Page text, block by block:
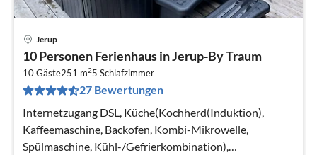
Jerup
10 Personen Ferienhaus in Jerup-By Traum
10 Gäste251 m25 Schlafzimmer
27 Bewertungen
Internetzugang DSL, Küche(Kochherd(Induktion),
Kaffeemaschine, Backofen, Kombi-Mikrowelle,
Spülmaschine, Kühl-/Gefrierkombination),